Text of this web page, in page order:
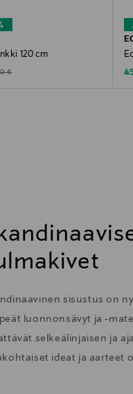
120 cm
Price
€
sisustus on
luonnonsävyt ja -
selkeälinjaisen ja
ideat ja aarteet